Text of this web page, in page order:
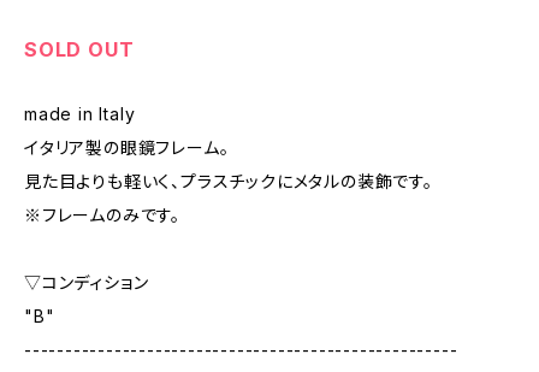
SOLD OUT
made in Italy
イタリア製の眼鏡フレーム。
見た目よりも軽いく、プラスチックにメタルの装飾です。
※フレームのみです。
▽コンディション
"B"
-----------------------------------------------------